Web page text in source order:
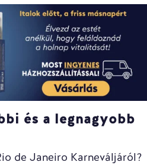
és a legnagyobb
de Janeiro Karneváljáról?